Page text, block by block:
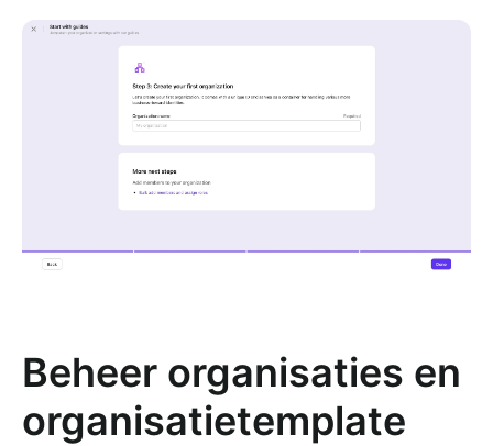
Beheer organisaties en
organisatietemplate